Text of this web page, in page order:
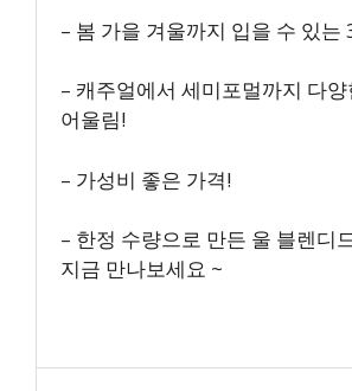
– 봄 가을 겨울까지 입을 수 있는
– 캐주얼에서 세미포멀까지 다
어울림!
– 가성비 좋은 가격!
– 한정 수량으로 만든 울 블렌디
지금 만나보세요 ~